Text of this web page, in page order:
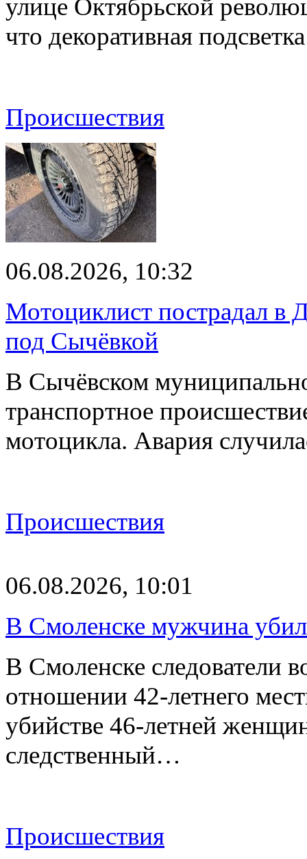
улице Октябрьской
что декоративная
Происшествия
06.08.2026, 10:32
Мотоциклист пострадал в
под Сычёвкой
В Сычёвском
транспортное
мотоцикла. Авария
Происшествия
06.08.2026, 10:01
В Смоленске мужчина
В Смоленске следователи
отношении 42-летнего
убийстве 46-летней
следственный…
Происшествия